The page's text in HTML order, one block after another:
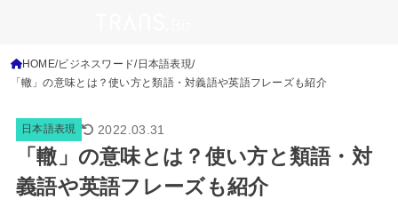
HOME ビジネスワード 日本語表現
「轍」の意味とは？使い方と類語・対義語や英語フレーズも紹介
日本語表現 2022.03.31
「轍」の意味とは？使い方と類語・対
義語や英語フレーズも紹介